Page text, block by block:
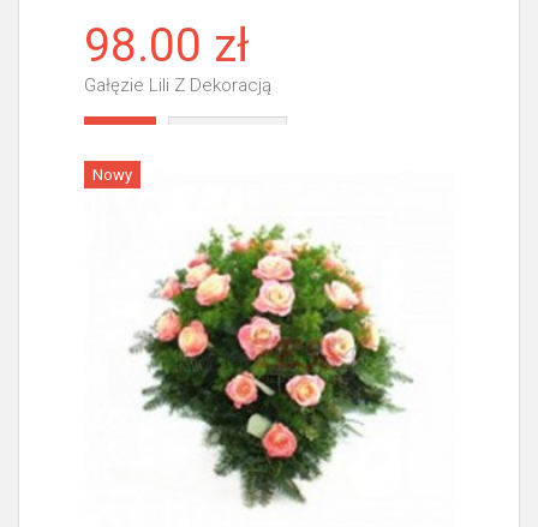
98.00 zł
Gałęzie Lili Z Dekoracją
Nowy